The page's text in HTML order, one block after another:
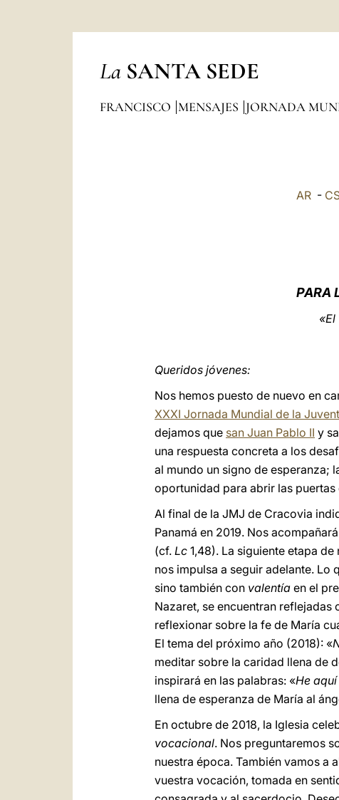
La SANTA SEDE
FRANCISCO MENSAJES JORNADA
AR-
PARA
Queridos jóvenes:
Nos hemos puesto de nuevo en
XXXI Jornada Mundial de la
dejamos que san Juan Pablo II y
una respuesta concreta a los
al mundo un signo de esperanza;
oportunidad para abrir las
Al final de la JMJ de Cracovia
Panamá en 2019. Nos
(cf. Lc 1,48). La siguiente etapa
nos impulsa a seguir adelante. Lo
sino también con valentía en el
Nazaret, se encuentran reflejadas
reflexionar sobre la fe de María
El tema del próximo año (2018): «
meditar sobre la caridad llena de
inspirará en las palabras: «He
llena de esperanza de María al
En octubre de 2018, la Iglesia
vocacional. Nos preguntaremos
nuestra época. También vamos a
vuestra vocación, tomada en